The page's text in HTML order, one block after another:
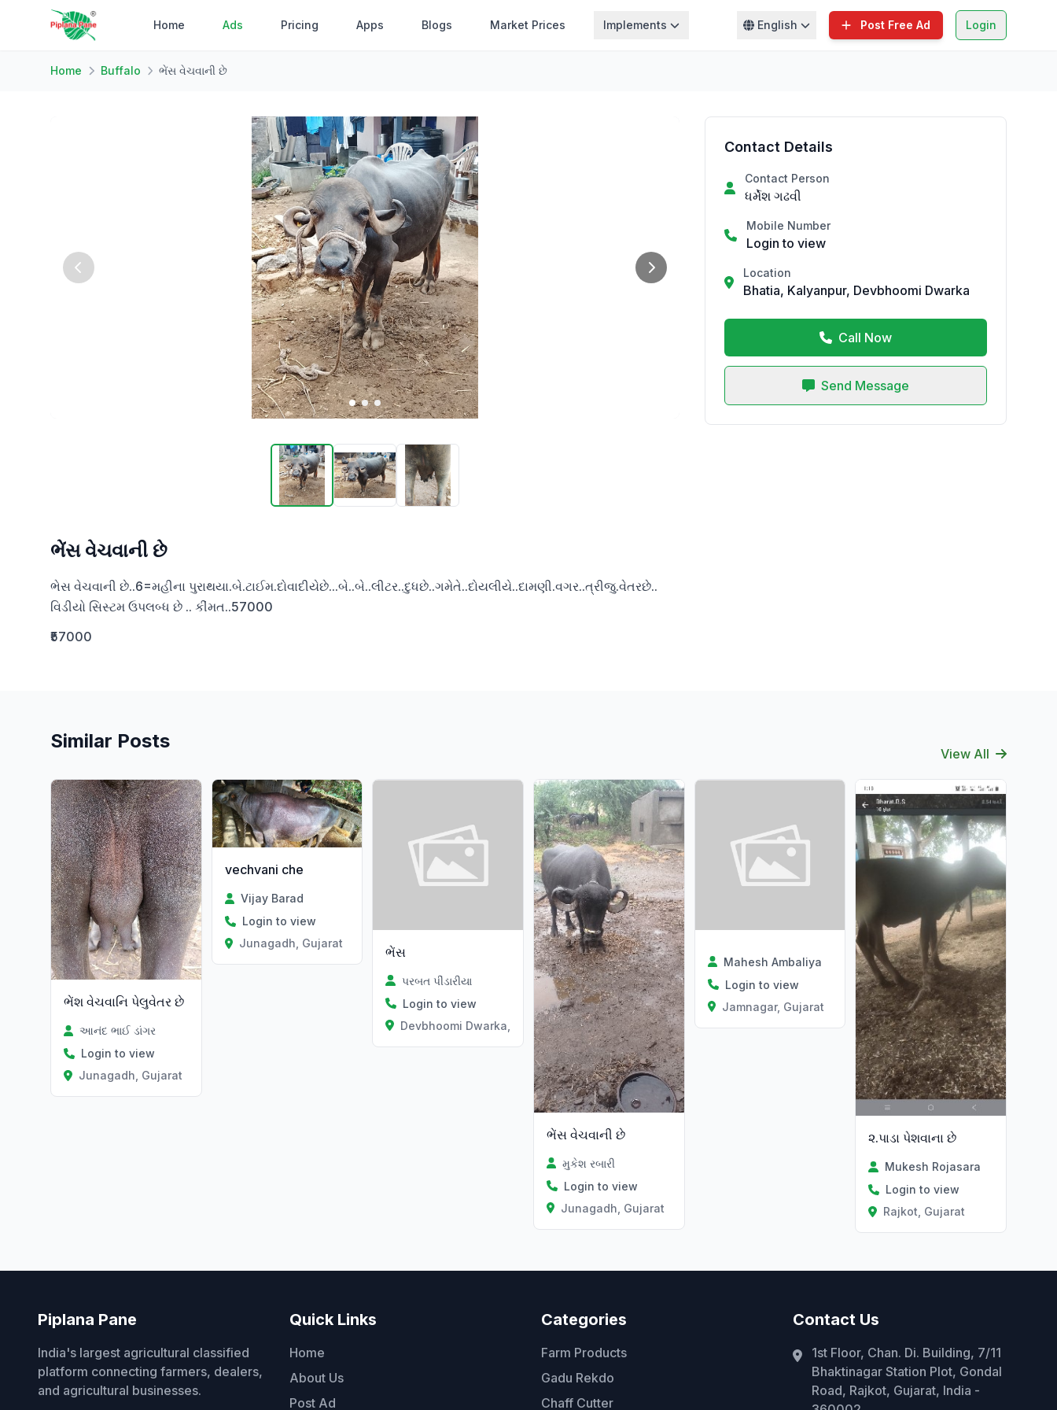
Home Ads Pricing Apps Blogs Market Prices Implements English Post Free Ad Login
Home Buffalo ભેંસ વેચવાની છે
ભેંસ વેચવાની છે
ભેસ વેચવાની છે..6=મહીના પુરાથયા‌.બે.ટાઈમ.દોવાદીયેછે...બે..બે..લીટર..દુધછે..ગમેતે..દોયલીયે..દામણી.વગર..ત્રીજુ.વેતરછે..
વિડીયો સિસ્ટમ ઉપલબ્ધ છે .. કીંમત..57000
₹57000
Contact Details
Contact Person
ધર્મેશ ગઢવી
Mobile Number
Login to view
Location
Bhatia, Kalyanpur, Devbhoomi Dwarka
Call Now
Send Message
Similar Posts
View All
ભેંશ વેચવાનિ પેલુવેતર છે
આનંદ ભાઈ ડાંગર
Login to view
Junagadh, Gujarat
vechvani che
Vijay Barad
Login to view
Junagadh, Gujarat
ભેંસ
પરબત પીંડારીયા
Login to view
Devbhoomi Dwarka, Gujarat
ભેંસ વેચવાની છે
મુકેશ રબારી
Login to view
Junagadh, Gujarat
Mahesh Ambaliya
Login to view
Jamnagar, Gujarat
૨.પાડા પેશવાના છે
Mukesh Rojasara
Login to view
Rajkot, Gujarat
Piplana Pane
India's largest agricultural classified
platform connecting farmers, dealers,
and agricultural businesses.
Quick Links
Home
About Us
Post Ad
Categories
Farm Products
Gadu Rekdo
Chaff Cutter
Contact Us
1st Floor, Chan. Di. Building, 7/11
Bhaktinagar Station Plot, Gondal
Road, Rajkot, Gujarat, India -